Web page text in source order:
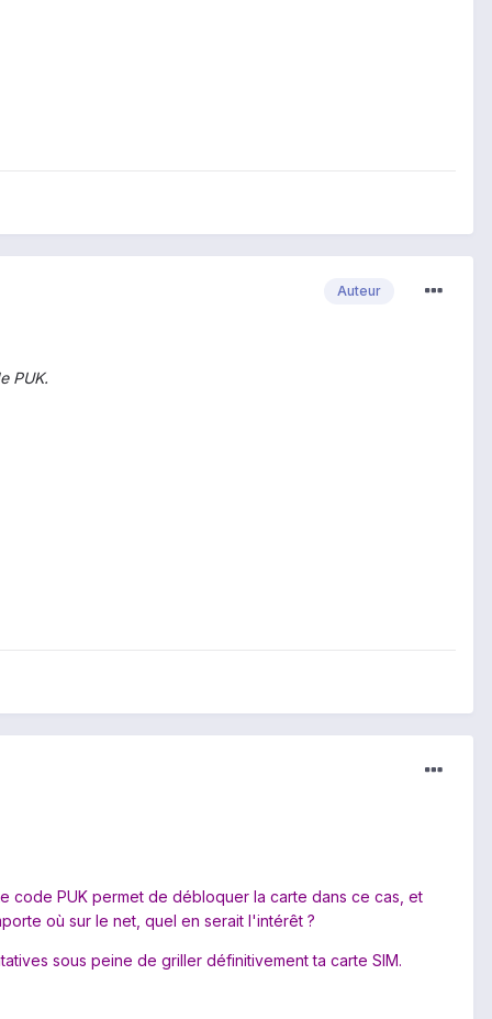
Auteur
PUK.
code PUK permet de débloquer la carte dans ce cas, et
où sur le net, quel en serait l'intérêt ?
sous peine de griller définitivement ta carte SIM.